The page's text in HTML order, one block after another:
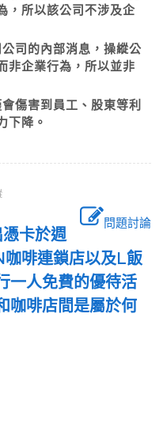
，所以該公司不涉及企
司的內部消息，操縱公
非企業行為，所以並非
傷害到員工、股東等利
下降。
問題討論
卡於週
啡連鎖店以及L飯
一人免費的優待活
咖啡店間是屬於何